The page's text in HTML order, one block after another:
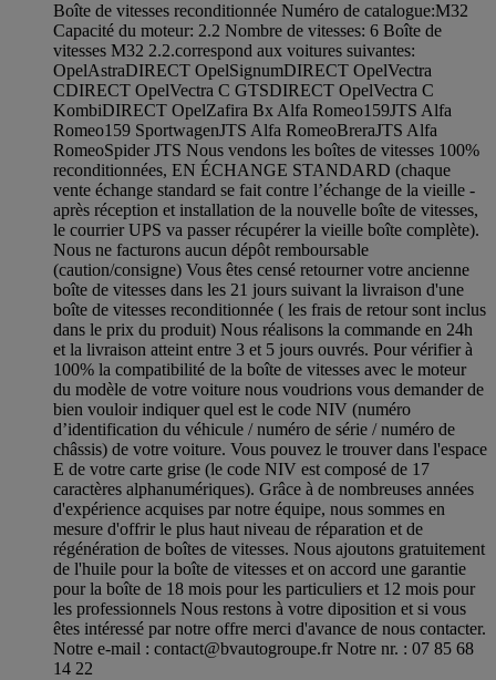
Boîte de vitesses reconditionnée Numéro de catalogue:M32
Capacité du moteur: 2.2 Nombre de vitesses: 6 Boîte de
vitesses M32 2.2.correspond aux voitures suivantes:
OpelAstraDIRECT OpelSignumDIRECT OpelVectra
CDIRECT OpelVectra C GTSDIRECT OpelVectra C
KombiDIRECT OpelZafira Bx Alfa Romeo159JTS Alfa
Romeo159 SportwagenJTS Alfa RomeoBreraJTS Alfa
RomeoSpider JTS Nous vendons les boîtes de vitesses 100%
reconditionnées, EN ÉCHANGE STANDARD (chaque
vente échange standard se fait contre l’échange de la vieille -
après réception et installation de la nouvelle boîte de vitesses,
le courrier UPS va passer récupérer la vieille boîte complète).
Nous ne facturons aucun dépôt remboursable
(caution/consigne) Vous êtes censé retourner votre ancienne
boîte de vitesses dans les 21 jours suivant la livraison d'une
boîte de vitesses reconditionnée ( les frais de retour sont inclus
dans le prix du produit) Nous réalisons la commande en 24h
et la livraison atteint entre 3 et 5 jours ouvrés. Pour vérifier à
100% la compatibilité de la boîte de vitesses avec le moteur
du modèle de votre voiture nous voudrions vous demander de
bien vouloir indiquer quel est le code NIV (numéro
d’identification du véhicule / numéro de série / numéro de
châssis) de votre voiture. Vous pouvez le trouver dans l'espace
E de votre carte grise (le code NIV est composé de 17
caractères alphanumériques). Grâce à de nombreuses années
d'expérience acquises par notre équipe, nous sommes en
mesure d'offrir le plus haut niveau de réparation et de
régénération de boîtes de vitesses. Nous ajoutons gratuitement
de l'huile pour la boîte de vitesses et on accord une garantie
pour la boîte de 18 mois pour les particuliers et 12 mois pour
les professionnels Nous restons à votre diposition et si vous
êtes intéressé par notre offre merci d'avance de nous contacter.
Notre e-mail : contact@bvautogroupe.frNotre nr. : 07 85 68
14 22